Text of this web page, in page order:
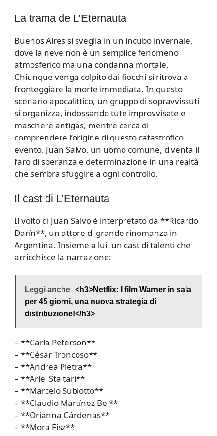
La trama de L’Eternauta
Buenos Aires si sveglia in un incubo invernale,
dove la neve non è un semplice fenomeno
atmosferico ma una condanna mortale.
Chiunque venga colpito dai fiocchi si ritrova a
fronteggiare la morte immediata. In questo
scenario apocalittico, un gruppo di sopravvissuti
si organizza, indossando tute improvvisate e
maschere antigas, mentre cerca di
comprendere l’origine di questo catastrofico
evento. Juan Salvo, un uomo comune, diventa il
faro di speranza e determinazione in una realtà
che sembra sfuggire a ogni controllo.
Il cast di L’Eternauta
Il volto di Juan Salvo è interpretato da **Ricardo
Darín**, un attore di grande rinomanza in
Argentina. Insieme a lui, un cast di talenti che
arricchisce la narrazione:
Leggi anche <h3>Netflix: I film Warner in sala
per 45 giorni, una nuova strategia di
distribuzione!</h3>
– **Carla Peterson**
– **César Troncoso**
– **Andrea Pietra**
– **Ariel Staltari**
– **Marcelo Subiotto**
– **Claudio Martínez Bel**
– **Orianna Cárdenas**
– **Mora Fisz**